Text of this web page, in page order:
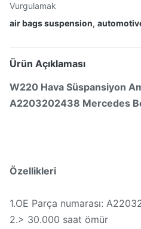
Vurgulamak
air bags suspension,
Ürün Açıklaması
W220 Hava Süspansiyon
A2203202438 Mercedes
Özellikleri
1.OE Parça numarası:
2.> 30.000 saat ömür